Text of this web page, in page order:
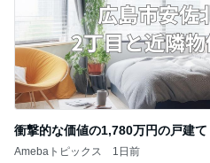
衝撃的な価値の1,780万円の戸建て
Amebaトピックス 1日前